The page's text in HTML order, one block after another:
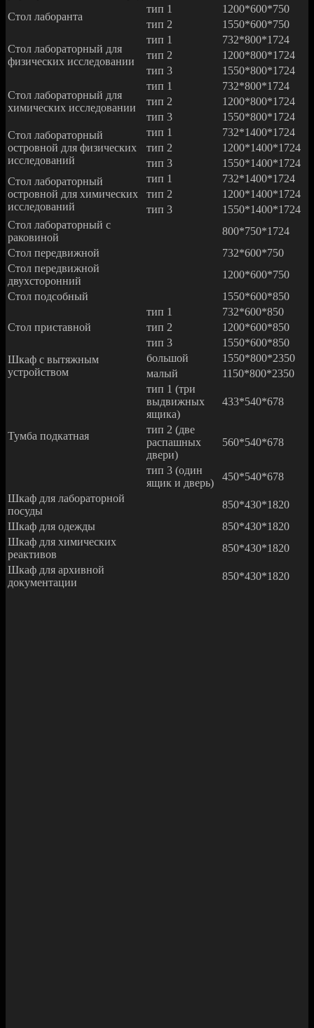
Стол лаборанта
тип 1
1200*600*750
тип 2
1550*600*750
Стол лабораторный для
физических исследовании
тип 1
732*800*1724
тип 2
1200*800*1724
тип 3
1550*800*1724
Стол лабораторный для
химических исследовании
тип 1
732*800*1724
тип 2
1200*800*1724
тип 3
1550*800*1724
Стол лабораторный
островной для физических
исследований
тип 1
732*1400*1724
тип 2
1200*1400*1724
тип 3
1550*1400*1724
Стол лабораторный
островной для химических
исследований
тип 1
732*1400*1724
тип 2
1200*1400*1724
тип 3
1550*1400*1724
Стол лабораторный с
раковиной
800*750*1724
Стол передвижной
732*600*750
Стол передвижной
двухсторонний
1200*600*750
Стол подсобный
1550*600*850
Стол приставной
тип 1
732*600*850
тип 2
1200*600*850
тип 3
1550*600*850
Шкаф с вытяжным
устройством
большой
1550*800*2350
малый
1150*800*2350
Тумба подкатная
тип 1 (три
выдвижных
ящика)
433*540*678
тип 2 (две
распашных
двери)
560*540*678
тип 3 (один
ящик и дверь)
450*540*678
Шкаф для лабораторной
посуды
850*430*1820
Шкаф для одежды
850*430*1820
Шкаф для химических
реактивов
850*430*1820
Шкаф для архивной
документации
850*430*1820